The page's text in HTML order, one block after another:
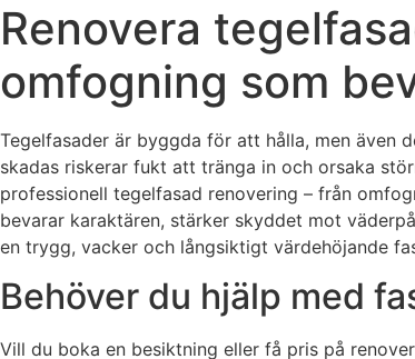
Renovera
omfogning som
Tegelfasader är byggda för att hålla, men även
skadas riskerar fukt att tränga in och orsaka
professionell tegelfasad renovering – från
bevarar karaktären, stärker skyddet mot
en trygg, vacker och långsiktigt värdehöjande
Behöver du hjälp med
Vill du boka en besiktning eller få pris på